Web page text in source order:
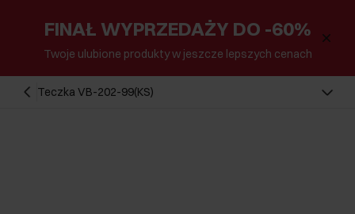
FINAŁ WYPRZEDAŻY DO -60%
Twoje ulubione produkty w jeszcze lepszych cenach
Teczka VB-202-99(KS)